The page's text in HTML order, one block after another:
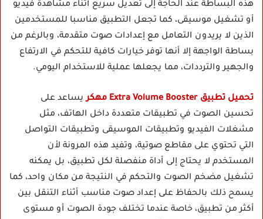
هذه البساطة عند الحاجة إلى تعديل سريع أثناء مشاهدة فيديو
أو تشغيل موسيقى، كما تجعل التطبيق مناسبا للمستخدمين
الذين لا يريدون التعامل مع إعدادات صوت متقدمة، وبالرغم من
بساطة الواجهة إلا أنها توفر خيارات كافية للتحكم في الارتفاع
والجهير والترددات، مما يجعلها عملية للاستخدام اليومي.
تحميل تطبيق Extra Volume Booster مهكر
يساعد على
تحسين الصوت في تطبيقات متعددة داخل الهاتف، مثل
مشغلات الفيديو وتطبيقات الموسيقى وتطبيقات التواصل
التي تحتوي على مقاطع صوتية، وتفيد هذه المرونة لأن
المستخدم لا يحتاج إلى أداة منفصلة لكل تطبيق، بل يمكنه
تشغيل مضخم الصوت والتحكم في النتيجة من مكان واحد، كما
يسمح ذلك بالحفاظ على إعداد صوت مناسب أثناء التنقل بين
أكثر من تطبيق، خاصة عندما تختلف جودة الصوت أو مستوى